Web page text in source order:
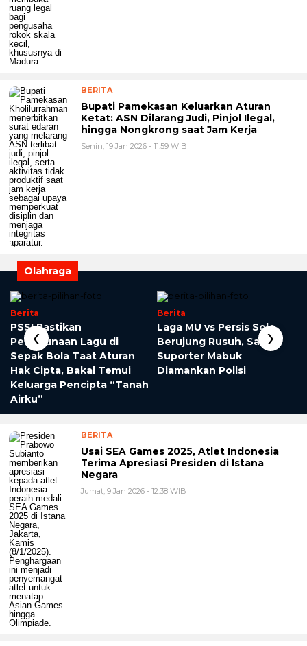
BERITA
Bupati Pamekasan Keluarkan Aturan
Ketat: ASN Dilarang Judi, Pinjol Ilegal,
hingga Nongkrong saat Jam Kerja
Senin, 19 Jan 2026 - 11:59 WIB
Olahraga
Berita
PSSI Pastikan
Penggunaan Lagu di
Sepak Bola Taat Aturan
Hak Cipta, Bakal Temui
Keluarga Pencipta “Tanah
Airku”
Berita
Laga MU vs Persis Solo
Berujung Rusuh, Satu
Suporter Mabuk
Diamankan Polisi
‹ ›
BERITA
Usai SEA Games 2025, Atlet Indonesia
Terima Apresiasi Presiden di Istana
Negara
Jumat, 9 Jan 2026 - 12:38 WIB